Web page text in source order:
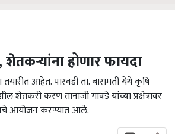
होणार फायदा
आहेत. पारवडी ता. बारामती येथे कृषि
शेतकरी करण तानाजी गावडे यांच्या प्रक्षेत्रावर
आयोजन करण्यात आले.